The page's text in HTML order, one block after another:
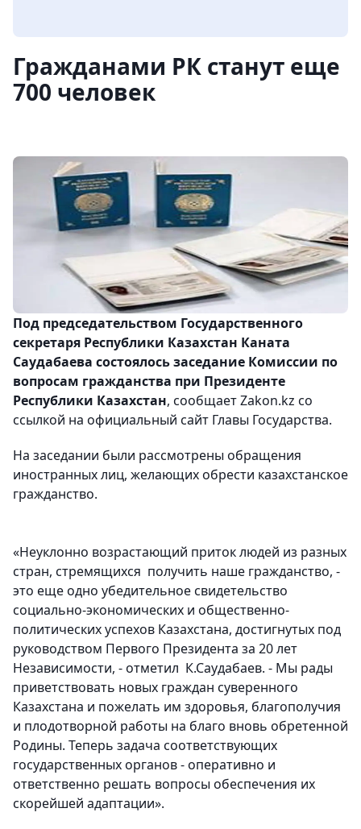
Гражданами РК станут еще
700 человек
Под председательством Государственного
секретаря Республики Казахстан Каната
Саудабаева состоялось заседание Комиссии по
вопросам гражданства при Президенте
Республики Казахстан, сообщает Zakon.kz со
ссылкой на официальный сайт Главы Государства.
На заседании были рассмотрены обращения
иностранных лиц, желающих обрести казахстанское
гражданство.
«Неуклонно возрастающий приток людей из разных
стран, стремящихся получить наше гражданство, -
это еще одно убедительное свидетельство
социально-экономических и общественно-
политических успехов Казахстана, достигнутых под
руководством Первого Президента за 20 лет
Независимости, - отметил К.Саудабаев. - Мы рады
приветствовать новых граждан суверенного
Казахстана и пожелать им здоровья, благополучия
и плодотворной работы на благо вновь обретенной
Родины. Теперь задача соответствующих
государственных органов - оперативно и
ответственно решать вопросы обеспечения их
скорейшей адаптации».